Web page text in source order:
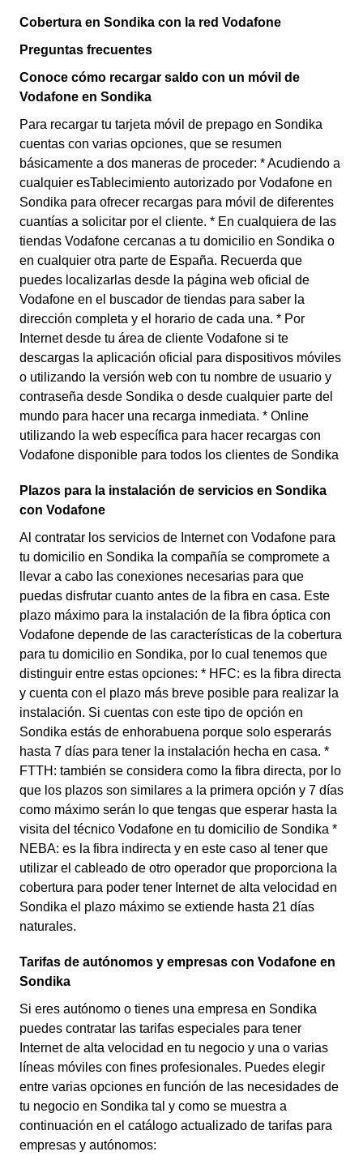
Cobertura en Sondika con la red Vodafone
Preguntas frecuentes
Conoce cómo recargar saldo con un móvil de
Vodafone en Sondika
Para recargar tu tarjeta móvil de prepago en Sondika
cuentas con varias opciones, que se resumen
básicamente a dos maneras de proceder: * Acudiendo a
cualquier esTablecimiento autorizado por Vodafone en
Sondika para ofrecer recargas para móvil de diferentes
cuantías a solicitar por el cliente. * En cualquiera de las
tiendas Vodafone cercanas a tu domicilio en Sondika o
en cualquier otra parte de España. Recuerda que
puedes localizarlas desde la página web oficial de
Vodafone en el buscador de tiendas para saber la
dirección completa y el horario de cada una. * Por
Internet desde tu área de cliente Vodafone si te
descargas la aplicación oficial para dispositivos móviles
o utilizando la versión web con tu nombre de usuario y
contraseña desde Sondika o desde cualquier parte del
mundo para hacer una recarga inmediata. * Online
utilizando la web específica para hacer recargas con
Vodafone disponible para todos los clientes de Sondika
Plazos para la instalación de servicios en Sondika
con Vodafone
Al contratar los servicios de Internet con Vodafone para
tu domicilio en Sondika la compañía se compromete a
llevar a cabo las conexiones necesarias para que
puedas disfrutar cuanto antes de la fibra en casa. Este
plazo máximo para la instalación de la fibra óptica con
Vodafone depende de las características de la cobertura
para tu domicilio en Sondika, por lo cual tenemos que
distinguir entre estas opciones: * HFC: es la fibra directa
y cuenta con el plazo más breve posible para realizar la
instalación. Si cuentas con este tipo de opción en
Sondika estás de enhorabuena porque solo esperarás
hasta 7 días para tener la instalación hecha en casa. *
FTTH: también se considera como la fibra directa, por lo
que los plazos son similares a la primera opción y 7 días
como máximo serán lo que tengas que esperar hasta la
visita del técnico Vodafone en tu domicilio de Sondika *
NEBA: es la fibra indirecta y en este caso al tener que
utilizar el cableado de otro operador que proporciona la
cobertura para poder tener Internet de alta velocidad en
Sondika el plazo máximo se extiende hasta 21 días
naturales.
Tarifas de autónomos y empresas con Vodafone en
Sondika
Si eres autónomo o tienes una empresa en Sondika
puedes contratar las tarifas especiales para tener
Internet de alta velocidad en tu negocio y una o varias
líneas móviles con fines profesionales. Puedes elegir
entre varias opciones en función de las necesidades de
tu negocio en Sondika tal y como se muestra a
continuación en el catálogo actualizado de tarifas para
empresas y autónomos: